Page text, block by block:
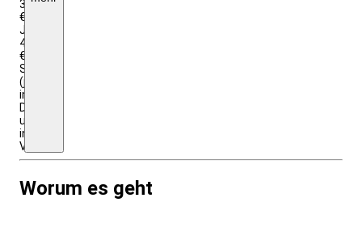
317,50
€
Jugendtarif,
444,50
€
Sozialtarif
(jeweils
im
DZ
und
inkl.
VP)
Worum es geht